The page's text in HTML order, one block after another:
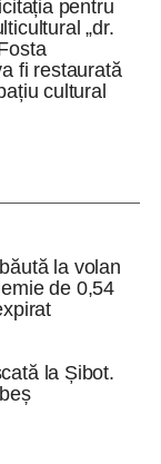
lucrări
Printre
și prăbușirea
depășite din
refacerea
precum și
pluviale.
pentru
„dr.
fi restaurată
cultural
la volan
de 0,54
la Șibot.